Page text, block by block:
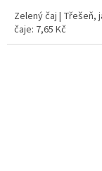
Zelený čaj | Třešeň,
čaje: 7,65 Kč